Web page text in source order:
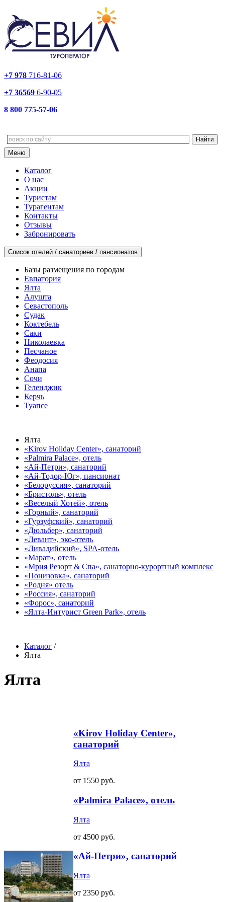
+7 978 716-81-06
+7 36569 6-90-05
8 800 775-57-06
Меню
Каталог
О нас
Акции
Туристам
Турагентам
Контакты
Отзывы
Забронировать
Список отелей / санаториев / пансионатов
Базы размещения по городам
Евпатория
Ялта
Алушта
Севастополь
Судак
Коктебель
Саки
Николаевка
Песчаное
Феодосия
Анапа
Сочи
Геленджик
Керчь
Туапсе
Ялта
«Kirov Holiday Center», санаторий
«Palmira Palace», отель
«Ай-Петри», санаторий
«Ай-Тодор-Юг», пансионат
«Белоруссия», санаторий
«Бристоль», отель
«Веселый Хотей», отель
«Горный», санаторий
«Гурзуфский», санаторий
«Дюльбер», санаторий
«Левант», эко-отель
«Ливадийский», SPA-отель
«Марат», отель
«Мрия Резорт & Спа», санаторно-курортный комплекс
«Понизовка», санаторий
«Родня» отель
«Россия», санаторий
«Форос», санаторий
«Ялта-Интурист Green Park», отель
Каталог /
Ялта
Ялта
«Kirov Holiday Center»,
санаторий
Ялта
от 1550 руб.
«Palmira Palace», отель
Ялта
от 4500 руб.
«Ай-Петри», санаторий
Ялта
от 2350 руб.